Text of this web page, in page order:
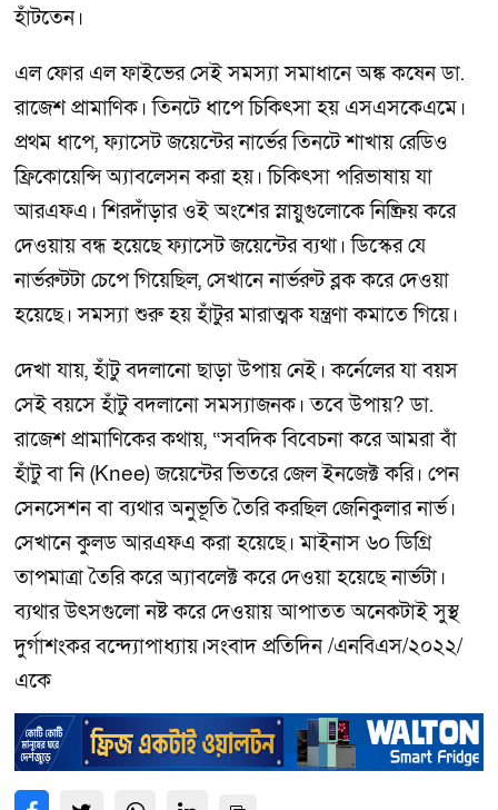
হাঁটতেন।
এল ফোর এল ফাইভের সেই সমস্যা সমাধানে অঙ্ক কষেন ডা.
রাজেশ প্রামাণিক। তিনটে ধাপে চিকিৎসা হয় এসএসকেএমে।
প্রথম ধাপে, ফ্যাসেট জয়েন্টের নার্ভের তিনটে শাখায় রেডিও
ফ্রিকোয়েন্সি অ্যাবলেসন করা হয়। চিকিৎসা পরিভাষায় যা
আরএফএ। শিরদাঁড়ার ওই অংশের স্নায়ুগুলোকে নিষ্ক্রিয় করে
দেওয়ায় বন্ধ হয়েছে ফ্যাসেট জয়েন্টের ব্যথা। ডিস্কের যে
নার্ভরুটটা চেপে গিয়েছিল, সেখানে নার্ভরুট ব্লক করে দেওয়া
হয়েছে। সমস্যা শুরু হয় হাঁটুর মারাত্মক যন্ত্রণা কমাতে গিয়ে।
দেখা যায়, হাঁটু বদলানো ছাড়া উপায় নেই। কর্নেলের যা বয়স
সেই বয়সে হাঁটু বদলানো সমস্যাজনক। তবে উপায়? ডা.
রাজেশ প্রামাণিকের কথায়, “সবদিক বিবেচনা করে আমরা বাঁ
হাঁটু বা নি (Knee) জয়েন্টের ভিতরে জেল ইনজেক্ট করি। পেন
সেনসেশন বা ব্যথার অনুভূতি তৈরি করছিল জেনিকুলার নার্ভ।
সেখানে কুলড আরএফএ করা হয়েছে। মাইনাস ৬০ ডিগ্রি
তাপমাত্রা তৈরি করে অ্যাবলেক্ট করে দেওয়া হয়েছে নার্ভটা।
ব্যথার উৎসগুলো নষ্ট করে দেওয়ায় আপাতত অনেকটাই সুস্থ
দুর্গাশংকর বন্দ্যোপাধ্যায়।সংবাদ প্রতিদিন /এনবিএস/২০২২/
একে